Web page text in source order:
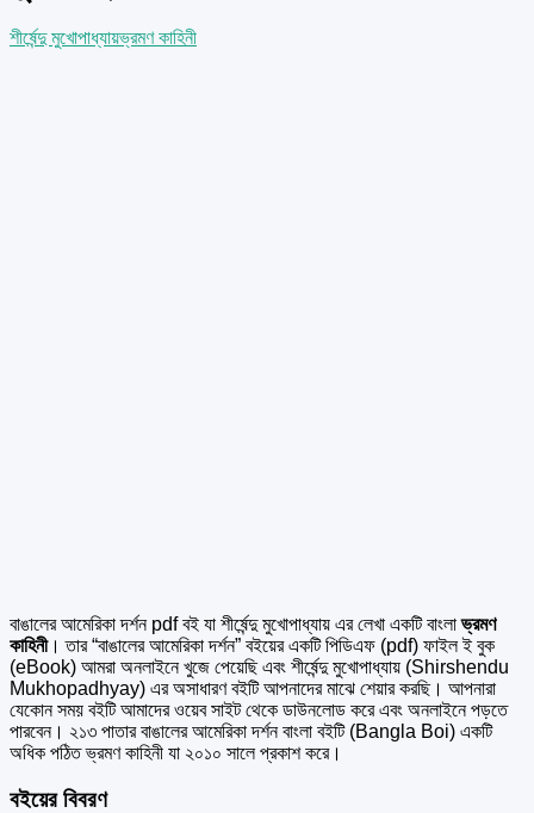
শীর্ষেন্দু মুখোপাধ্যায়ভ্রমণ কাহিনী
বাঙালের আমেরিকা দর্শন pdf বই যা শীর্ষেন্দু মুখোপাধ্যায় এর লেখা একটি বাংলাভ্রমণ
কাহিনী। তার “বাঙালের আমেরিকা দর্শন” বইয়ের একটি পিডিএফ (pdf) ফাইল ই বুক
(eBook) আমরা অনলাইনে খুজে পেয়েছি এবং শীর্ষেন্দু মুখোপাধ্যায় (Shirshendu
Mukhopadhyay) এর অসাধারণ বইটি আপনাদের মাঝে শেয়ার করছি। আপনারা
যেকোন সময় বইটি আমাদের ওয়েব সাইট থেকে ডাউনলোড করে এবং অনলাইনে পড়তে
পারবেন। ২১৩ পাতার বাঙালের আমেরিকা দর্শন বাংলা বইটি (Bangla Boi) একটি
অধিক পঠিত ভ্রমণ কাহিনী যা ২০১০ সালে প্রকাশ করে।
বইয়ের বিবরণ